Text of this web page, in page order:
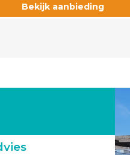
Bekijk aanbieding